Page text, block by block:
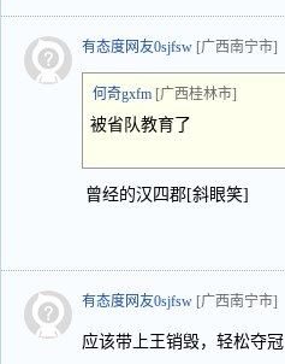
有态度网友0sjfsw [广西南宁市]
何奇gxfm [广西桂林市]
被省队教育了
曾经的汉四郡[斜眼笑]
有态度网友0sjfsw [广西南宁市]
应该带上王销毁，轻松夺冠